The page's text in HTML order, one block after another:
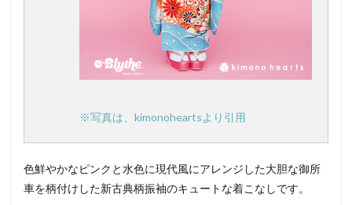
※写真は、kimonoheartsより引用
色鮮やかなピンクと水色に現代風にアレンジした大胆な御所
車を柄付けした新古典柄振袖のキュートな着こなしです。